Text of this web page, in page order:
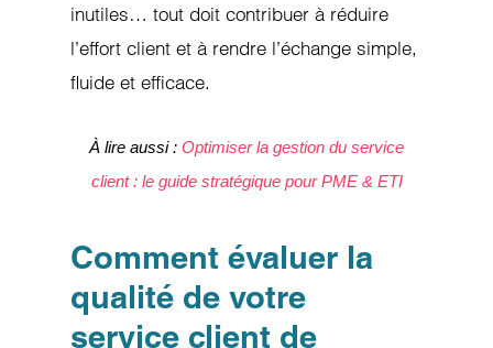
inutiles… tout doit contribuer à réduire
l’effort client et à rendre l’échange simple,
fluide et efficace.
À lire aussi : Optimiser la gestion du service
client : le guide stratégique pour PME & ETI
Comment évaluer la
qualité de votre
service client de